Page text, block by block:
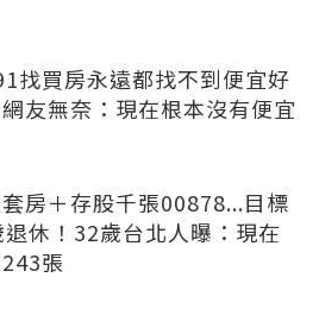
找買房永遠都找不到便宜好
友無奈：現在根本沒有便宜
房＋存股千張00878...目標
休！32歲台北人曝：現在
張